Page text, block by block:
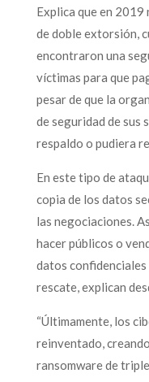
Explica que en 2019
de doble extorsión,
encontraron una
víctimas para que
pesar de que la
de seguridad de sus
respaldo o pudiera
En este tipo de
copia de los datos
las negociaciones.
hacer públicos o
datos confidenciales
rescate, explican
“Últimamente, los
reinventado,
ransomware de